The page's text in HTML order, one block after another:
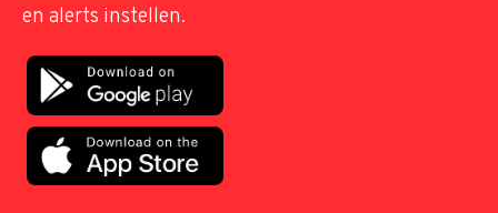
en alerts instellen.